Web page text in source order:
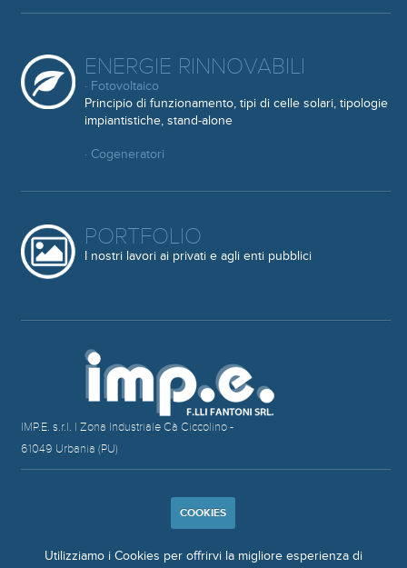
ENERGIE RINNOVABILI
· Fotovoltaico
Principio di funzionamento, tipi di celle solari, tipologie
impiantistiche, stand-alone
· Cogeneratori
PORTFOLIO
I nostri lavori ai privati e agli enti pubblici
IMP.E. s.r.l. | Zona Industriale Cà Ciccolino -
61049 Urbania (PU)
COOKIES
Utilizziamo i Cookies per offrirvi la migliore esperienza di